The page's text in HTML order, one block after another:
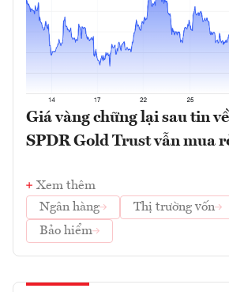
Giá vàng chững lại sau tin
SPDR Gold Trust vẫn mua
Xem thêm
Ngân hàng
Thị trường vốn
Bảo hiểm